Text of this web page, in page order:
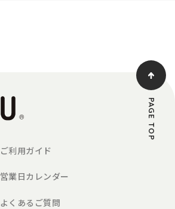
ご利用ガイド
営業日カレンダー
よくあるご質問
PAGE TOP